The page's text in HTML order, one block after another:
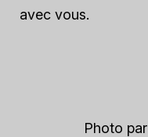
avec vous.
Photo par